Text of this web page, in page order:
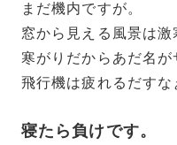
まだ機内ですが。
窓から見える風景は激
寒がりだからあだ名が
飛行機は疲れるだすな
寝たら負けです。